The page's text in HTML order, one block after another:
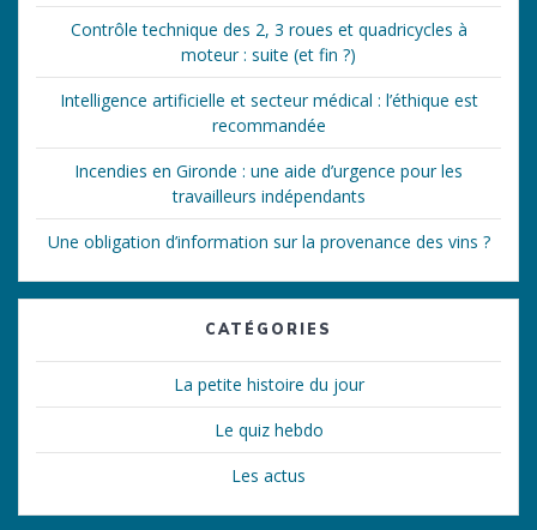
Contrôle technique des 2, 3 roues et quadricycles à
moteur : suite (et fin ?)
Intelligence artificielle et secteur médical : l’éthique est
recommandée
Incendies en Gironde : une aide d’urgence pour les
travailleurs indépendants
Une obligation d’information sur la provenance des vins ?
CATÉGORIES
La petite histoire du jour
Le quiz hebdo
Les actus